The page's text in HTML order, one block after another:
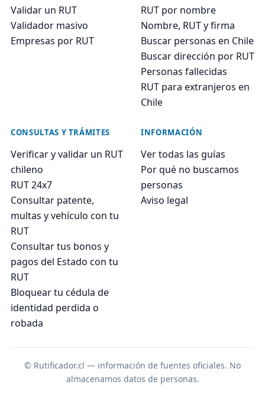
Validar un RUT
Validador masivo
Empresas por RUT
RUT por nombre
Nombre, RUT y firma
Buscar personas en Chile
Buscar dirección por RUT
Personas fallecidas
RUT para extranjeros en
Chile
CONSULTAS Y TRÁMITES
Verificar y validar un RUT
chileno
RUT 24x7
Consultar patente,
multas y vehículo con tu
RUT
Consultar tus bonos y
pagos del Estado con tu
RUT
Bloquear tu cédula de
identidad perdida o
robada
INFORMACIÓN
Ver todas las guías
Por qué no buscamos
personas
Aviso legal
© Rutificador.cl — información de fuentes oficiales. No
almacenamos datos de personas.